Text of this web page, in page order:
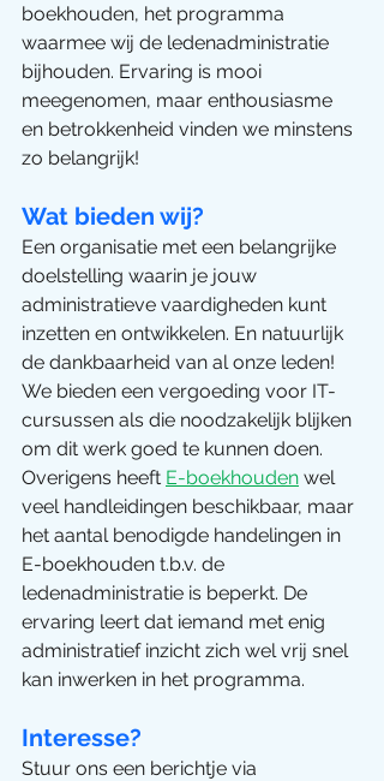
boekhouden, het programma
waarmee wij de ledenadministratie
bijhouden. Ervaring is mooi
meegenomen, maar enthousiasme
en betrokkenheid vinden we minstens
zo belangrijk!
Wat bieden wij?
Een organisatie met een belangrijke
doelstelling waarin je jouw
administratieve vaardigheden kunt
inzetten en ontwikkelen. En natuurlijk
de dankbaarheid van al onze leden!
We bieden een vergoeding voor IT-
cursussen als die noodzakelijk blijken
om dit werk goed te kunnen doen.
Overigens heeft E-boekhouden wel
veel handleidingen beschikbaar, maar
het aantal benodigde handelingen in
E-boekhouden t.b.v. de
ledenadministratie is beperkt. De
ervaring leert dat iemand met enig
administratief inzicht zich wel vrij snel
kan inwerken in het programma.
Interesse?
Stuur ons een berichtje via